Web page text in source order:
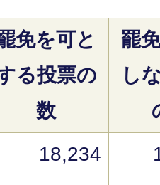
免を可と
る投票の
数
罷
し
18,234